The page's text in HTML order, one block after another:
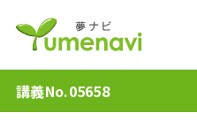
講義No.05658